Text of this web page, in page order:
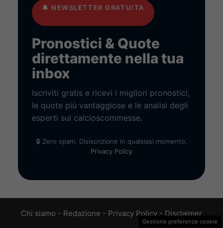
🔔 NEWSLETTER GRATUITA
Pronostici & Quote
direttamente nella tua
inbox
Iscriviti gratis e ricevi i migliori pronostici,
le quote più vantaggiose e le analisi degli
esperti sul calcioscommesse.
🔒 Zero spam. Disiscrizione in qualsiasi momento.
Privacy Policy
Chi siamo - Redazione - Privacy Policy - Disclaimer
Gestione preferenze cookie